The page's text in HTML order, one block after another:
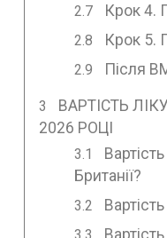
Крок 4.
Крок 5.
Після
ВАРТІСТЬ
2026 РОЦІ
Британії?